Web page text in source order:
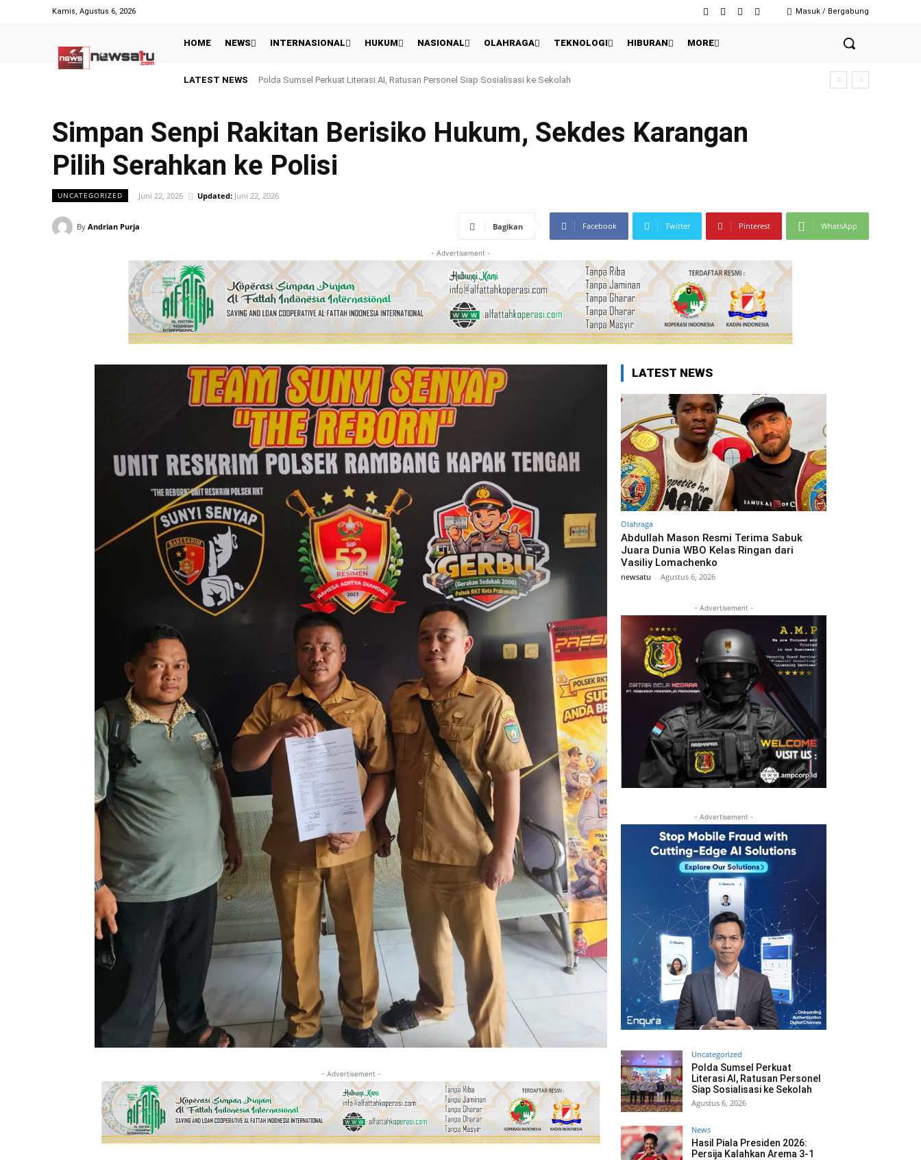
Kamis, Agustus 6, 2026 Masuk / Bergabung
HOME NEWS INTERNASIONAL HUKUM NASIONAL OLAHRAGA TEKNOLOGI HIBURAN MORE
LATEST NEWS Hasil Piala Presiden 2026: Persija Kalahkan Arema 3-1 Dan Raih Peringkat Ketiga
Simpan Senpi Rakitan Berisiko Hukum, Sekdes Karangan
Pilih Serahkan ke Polisi
UNCATEGORIZED Juni 22, 2026 Updated: Juni 22, 2026
By Andrian Purja Bagikan Facebook Twitter Pinterest WhatsApp
- Advertisement -
- Advertisement -
LATEST NEWS
Olahraga
Abdullah Mason Resmi Terima Sabuk
Juara Dunia WBO Kelas Ringan dari
Vasiliy Lomachenko
newsatu - Agustus 6, 2026
- Advertisement -
- Advertisement -
Uncategorized
Polda Sumsel Perkuat
Literasi AI, Ratusan Personel
Siap Sosialisasi ke Sekolah
Agustus 6, 2026
News
Hasil Piala Presiden 2026:
Persija Kalahkan Arema 3-1